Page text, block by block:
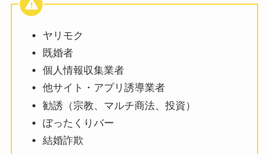
ヤリモク
既婚者
個人情報収集業者
他サイト・アプリ誘導業者
勧誘（宗教、マルチ商法、投資）
ぼったくりバー
結婚詐欺